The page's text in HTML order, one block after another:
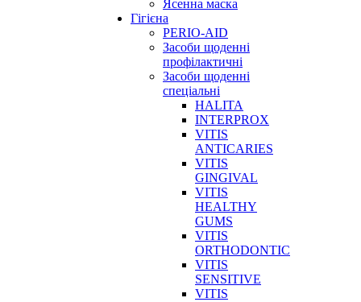
Ясенна маска
Гігієна
PERIO-AID
Засоби щоденні
профілактичні
Засоби щоденні
спеціальні
HALITA
INTERPROX
VITIS
ANTICARIES
VITIS
GINGIVAL
VITIS
HEALTHY
GUMS
VITIS
ORTHODONTIC
VITIS
SENSITIVE
VITIS